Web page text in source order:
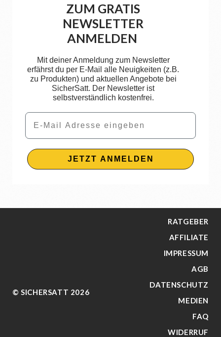
ZUM GRATIS
NEWSLETTER
ANMELDEN
Mit deiner Anmeldung zum Newsletter
erfährst du per E-Mail alle Neuigkeiten (z.B.
zu Produkten) und aktuellen Angebote bei
SicherSatt. Der Newsletter ist
selbstverständlich kostenfrei.
Email
JETZT ANMELDEN
© SICHERSATT 2026
RATGEBER
AFFILIATE
IMPRESSUM
AGB
DATENSCHUTZ
MEDIEN
FAQ
WIDERRUF